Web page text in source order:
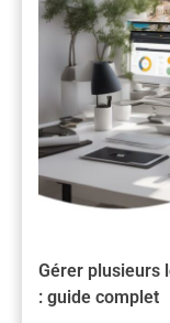
Gérer plusieurs
: guide complet